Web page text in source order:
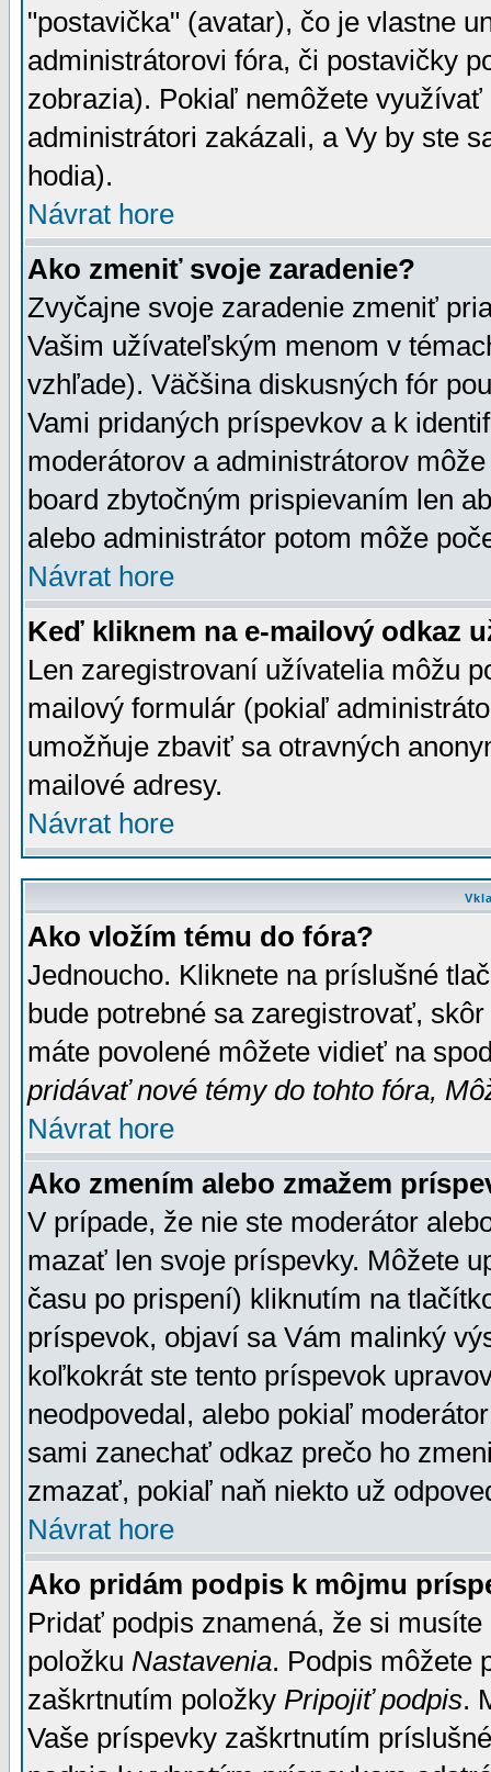
"postavička" (avatar), čo je vlastne
administrátorovi fóra, či postavičky
zobrazia). Pokiaľ nemôžete
administrátori zakázali, a Vy by ste
hodia).
Návrat hore
Ako zmeniť svoje zaradenie?
Zvyčajne svoje zaradenie zmeniť
Vašim užívateľským menom v
vzhľade). Väčšina diskusných fór
Vami pridaných príspevkov a k
moderátorov a administrátorov
board zbytočným prispievaním len
alebo administrátor potom môže
Návrat hore
Keď kliknem na e-mailový odkaz
Len zaregistrovaní užívatelia môžu
mailový formulár (pokiaľ
umožňuje zbaviť sa otravných
mailové adresy.
Návrat hore
Ako vložím tému do fóra?
Jednoucho. Kliknete na príslušné
bude potrebné sa zaregistrovať,
máte povolené môžete vidieť na
pridávať nové témy do tohto fóra,
Návrat hore
Ako zmením alebo zmažem
V prípade, že nie ste moderátor
mazať len svoje príspevky. Môžete
času po prispení) kliknutím na
príspevok, objaví sa Vám malinký
koľkokrát ste tento príspevok
neodpovedal, alebo pokiaľ
sami zanechať odkaz prečo ho
zmazať, pokiaľ naň niekto už
Návrat hore
Ako pridám podpis k môjmu
Pridať podpis znamená, že si
položku Nastavenia. Podpis môžete
zaškrtnutím položky Pripojiť podpis.
Vaše príspevky zaškrtnutím